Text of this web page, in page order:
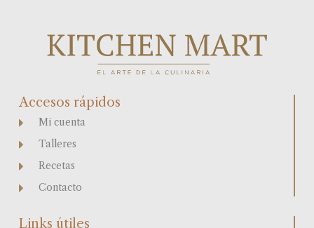
Accesos rápidos
Mi cuenta
Talleres
Recetas
Contacto
Links útiles